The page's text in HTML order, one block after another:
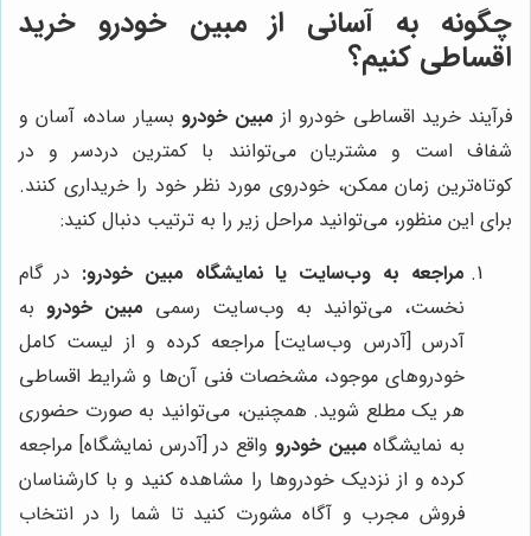
چگونه به آسانی از مبین خودرو خرید
اقساطی کنیم؟
فرآیند خرید اقساطی خودرو از مبین خودرو بسیار ساده، آسان و
شفاف است و مشتریان می‌توانند با کمترین دردسر و در
کوتاه‌ترین زمان ممکن، خودروی مورد نظر خود را خریداری کنند.
برای این منظور، می‌توانید مراحل زیر را به ترتیب دنبال کنید:
مراجعه به وب‌سایت یا نمایشگاه مبین خودرو: در گام
نخست، می‌توانید به وب‌سایت رسمی مبین خودرو به
آدرس [آدرس وب‌سایت] مراجعه کرده و از لیست کامل
خودروهای موجود، مشخصات فنی آن‌ها و شرایط اقساطی
هر یک مطلع شوید. همچنین، می‌توانید به صورت حضوری
به نمایشگاه مبین خودرو واقع در [آدرس نمایشگاه] مراجعه
کرده و از نزدیک خودروها را مشاهده کنید و با کارشناسان
فروش مجرب و آگاه مشورت کنید تا شما را در انتخاب